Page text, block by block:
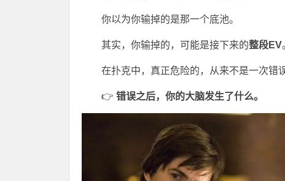
你以为你输掉的是那一个底池。
其实，你输掉的，可能是接下来的整段EV
在扑克中，真正危险的，从来不是一次
👉 错误之后，你的大脑发生了什么。